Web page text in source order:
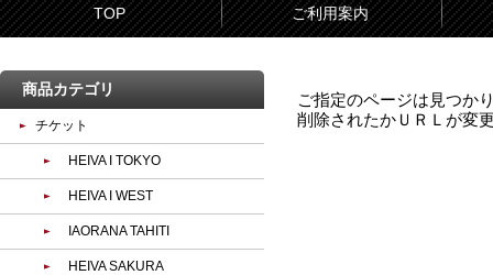
TOP ご利用案内
ご指定のページは見つか
削除されたかＵＲＬが変
商品カテゴリ
チケット
HEIVA I TOKYO
HEIVA I WEST
IAORANA TAHITI
HEIVA SAKURA